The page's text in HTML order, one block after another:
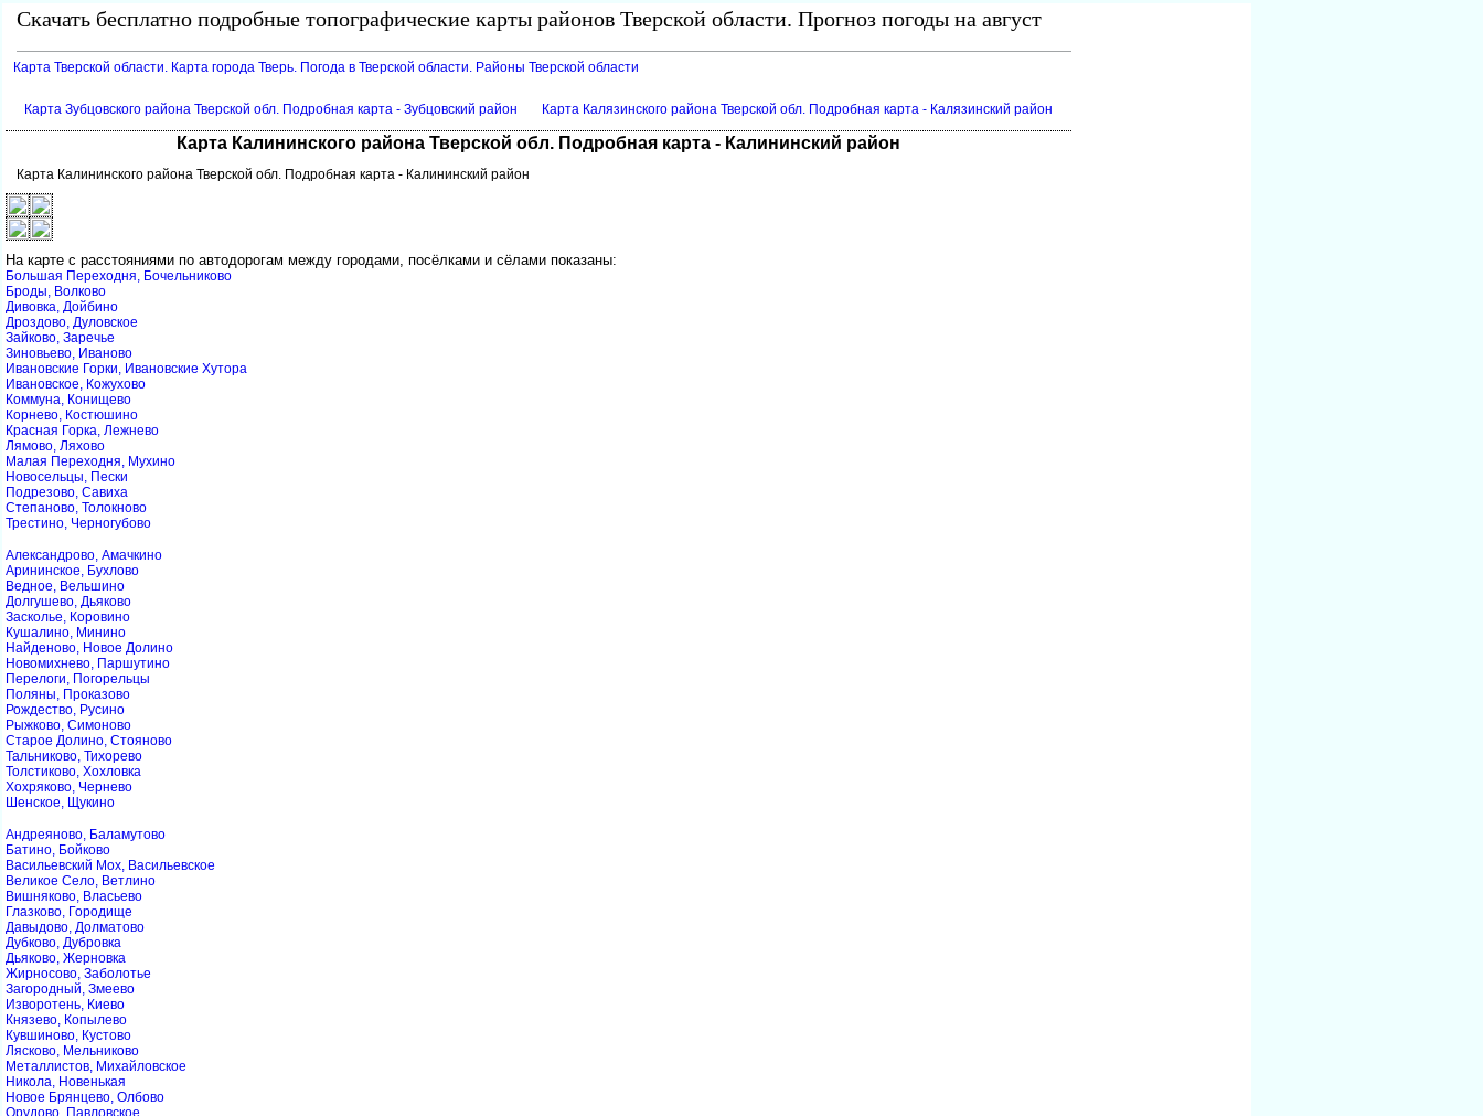
Скачать бесплатно подробные топографические карты районов Тверской области. Прогноз погоды на август
Карта Тверской области. Карта города Тверь. Погода в Тверской области. Районы Тверской области
Карта Зубцовского района Тверской обл. Подробная карта - Зубцовский район Карта Калязинского района Тверской обл. Подробная карта - Калязинский район
Карта Калининского района Тверской обл. Подробная карта - Калининский район
Карта Калининского района Тверской обл. Подробная карта - Калининский район
На карте с расстояниями по автодорогам между городами, посёлками и сёлами показаны:
Большая Переходня, Бочельниково
Броды, Волково
Дивовка, Дойбино
Дроздово, Дуловское
Зайково, Заречье
Зиновьево, Иваново
Ивановские Горки, Ивановские Хутора
Ивановское, Кожухово
Коммуна, Конищево
Корнево, Костюшино
Красная Горка, Лежнево
Лямово, Ляхово
Малая Переходня, Мухино
Новосельцы, Пески
Подрезово, Савиха
Степаново, Толокново
Трестино, Черногубово
Александрово, Амачкино
Арининское, Бухлово
Ведное, Вельшино
Долгушево, Дьяково
Засколье, Коровино
Кушалино, Минино
Найденово, Новое Долино
Новомихнево, Паршутино
Перелоги, Погорельцы
Поляны, Проказово
Рождество, Русино
Рыжково, Симоново
Старое Долино, Стояново
Тальниково, Тихорево
Толстиково, Хохловка
Хохряково, Чернево
Шенское, Щукино
Андреяново, Баламутово
Батино, Бойково
Васильевский Мох, Васильевское
Великое Село, Ветлино
Вишняково, Власьево
Глазково, Городище
Давыдово, Долматово
Дубково, Дубровка
Дьяково, Жерновка
Жирносово, Заболотье
Загородный, Змеево
Изворотень, Киево
Князево, Копылево
Кувшиново, Кустово
Лясково, Мельниково
Металлистов, Михайловское
Никола, Новенькая
Новое Брянцево, Олбово